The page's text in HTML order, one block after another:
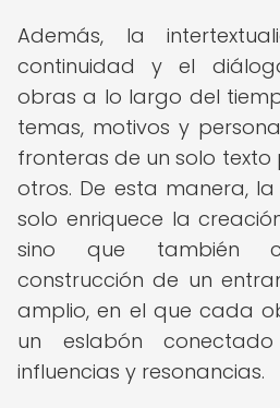
Además, la
continuidad y el
obras a lo largo del
temas, motivos y
fronteras de un solo
otros. De esta manera,
solo enriquece la
sino que también
construcción de un
amplio, en el que cada
un eslabón
influencias y resonancias.